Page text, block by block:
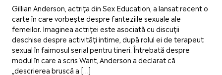
Gillian Anderson, actrița din Sex Education, a lansat recent o
carte în care vorbește despre fanteziile sexuale ale
femeilor. Imaginea actriței este asociată cu discuții
deschise despre activități intime, după rolul ei de terapeut
sexual în faimosul serial pentru tineri. Întrebată despre
modul în care a scris Want, Anderson a declarat că
„descrierea bruscă a […]